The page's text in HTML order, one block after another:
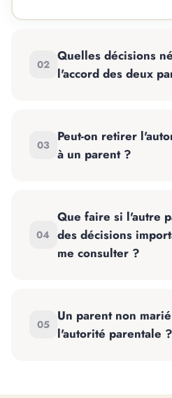
02
Quelles décisions
l'accord des deux
03
Peut-on retirer
à un parent ?
04
Que faire si l'autre
des décisions
me consulter ?
05
Un parent non
l'autorité parentale ?